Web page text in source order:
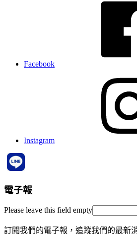
Facebook
Instagram
電子報
Please leave this field empty
訂閱我們的電子報，追蹤我們的最新